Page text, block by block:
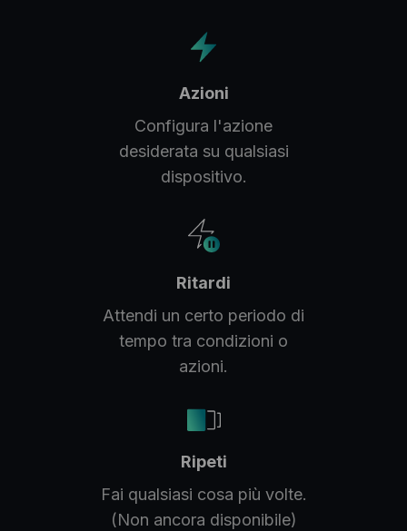
Azioni
Configura l'azione
desiderata su qualsiasi
dispositivo.
Ritardi
Attendi un certo periodo di
tempo tra condizioni o
azioni.
Ripeti
Fai qualsiasi cosa più volte.
(Non ancora disponibile)